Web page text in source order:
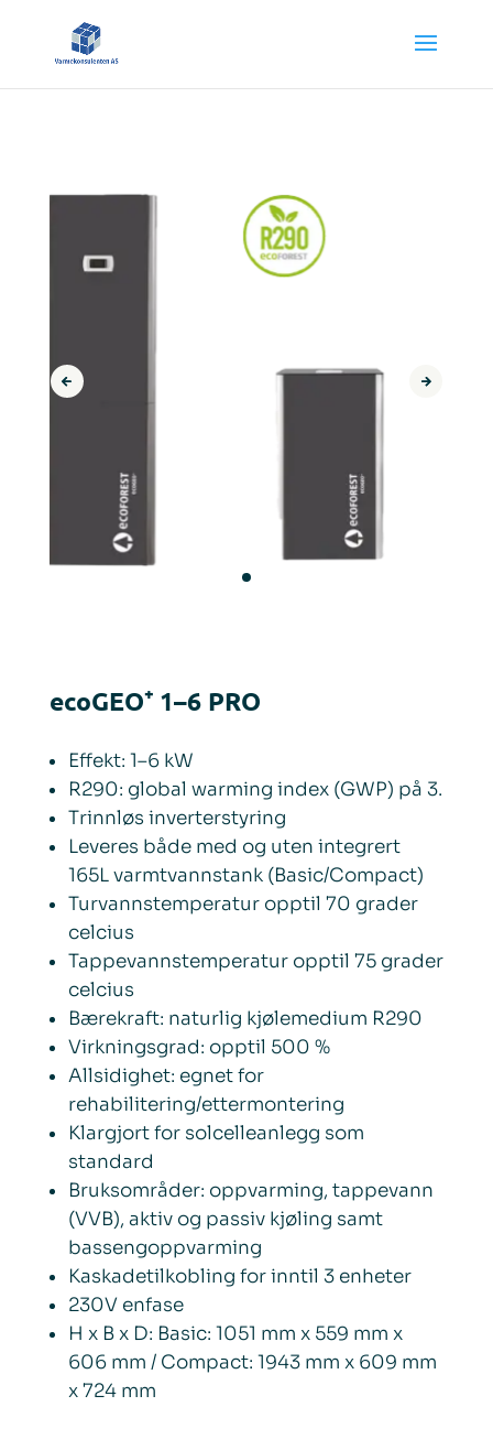
ecoGEO⁺ 1–6 PRO
Effekt: 1–6 kW
R290: global warming index (GWP) på 3.
Trinnløs inverterstyring
Leveres både med og uten integrert
165L varmtvannstank (Basic/Compact)
Turvannstemperatur opptil 70 grader
celcius
Tappevannstemperatur opptil 75 grader
celcius
Bærekraft: naturlig kjølemedium R290
Virkningsgrad: opptil 500 %
Allsidighet: egnet for
rehabilitering/ettermontering
Klargjort for solcelleanlegg som
standard
Bruksområder: oppvarming, tappevann
(VVB), aktiv og passiv kjøling samt
bassengoppvarming
Kaskadetilkobling for inntil 3 enheter
230V enfase
H x B x D: Basic: 1051 mm x 559 mm x
606 mm / Compact: 1943 mm x 609 mm
x 724 mm